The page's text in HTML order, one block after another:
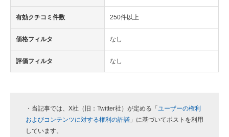
有効クチコミ件数 250件以上
価格フィルタ なし
評価フィルタ なし
・当記事では、X社（旧：Twitter社）が定める「 ユーザーの権利
およびコンテンツに対する権利の許諾 」に基づいてポストを利用
しています。